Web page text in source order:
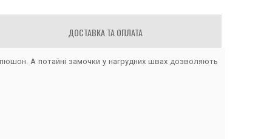
ДОСТАВКА ТА ОПЛАТА
А потайні замочки у нагрудних швах дозволяють